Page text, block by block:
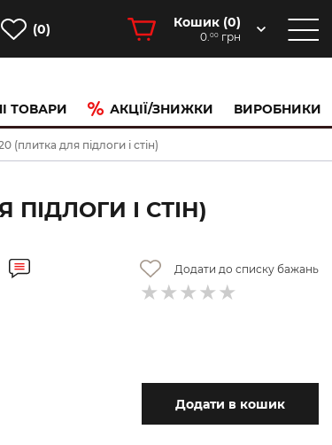
(0) Кошик (0)
0.00 грн
ТОВАРИ АКЦІЇ/ЗНИЖКИ ВИРОБНИКИ
(плитка для підлоги і стін)
ПІДЛОГИ І СТІН)
Додати до списку бажань
Додати в кошик